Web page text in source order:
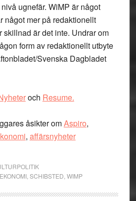
ugnefär. WiMP är något
något mer på redaktionellt
skillnad är det inte. Undrar om
form av redaktionellt utbyte
Svenska Dagbladet
och Resume.
åsikter omAspiro,
, affärsnyheter
EKONOMI, SCHIBSTED WIMP